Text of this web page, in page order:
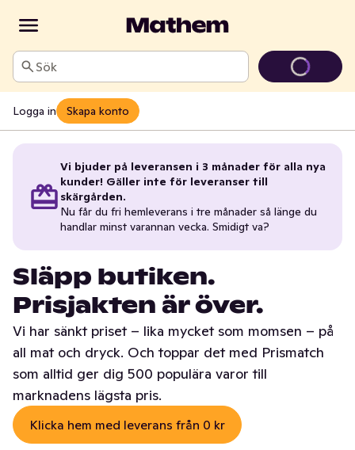
Sök
Logga in Skapa konto
Vi bjuder på leveransen i 3 månader för alla nya
kunder! Gäller inte för leveranser till
skärgården.
Nu får du fri hemleverans i tre månader så länge du
handlar minst varannan vecka. Smidigt va?
Släpp butiken.
Prisjakten är över.
Vi har sänkt priset – lika mycket som momsen – på
all mat och dryck. Och toppar det med Prismatch
som alltid ger dig 500 populära varor till
marknadens lägsta pris.
Klicka hem med leverans från 0 kr